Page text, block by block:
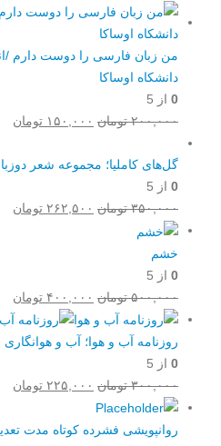
من زبان فارسی را دوست دارم /
دانشکاه اوساکا
0 از 5
۲۰۰,۰۰۰ تومان قیمت
۲۰۰,۰۰۰ تومان
۱۵۰,۰۰۰ تومان
گل‌های کاملیا؛ مجموعه شعر
0 از 5
۳۵۰,۰۰۰ تومان قیمت
۲۶۲,۵۰۰ تومان
خشم
0 از 5
۵۰۰,۰۰۰ تومان قیمت
اصلی:
۵۰۰,۰۰۰ تومان
۴۰۰,۰۰۰ تومان
روزنامه آب و هوا؛ آب و هوانگاری
0 از 5
۳۰۰,۰۰۰ تومان قیمت
۳۰۰,۰۰۰ تومان
۲۲۵,۰۰۰ تومان
روانپویشی فشرده کوتاه مدت